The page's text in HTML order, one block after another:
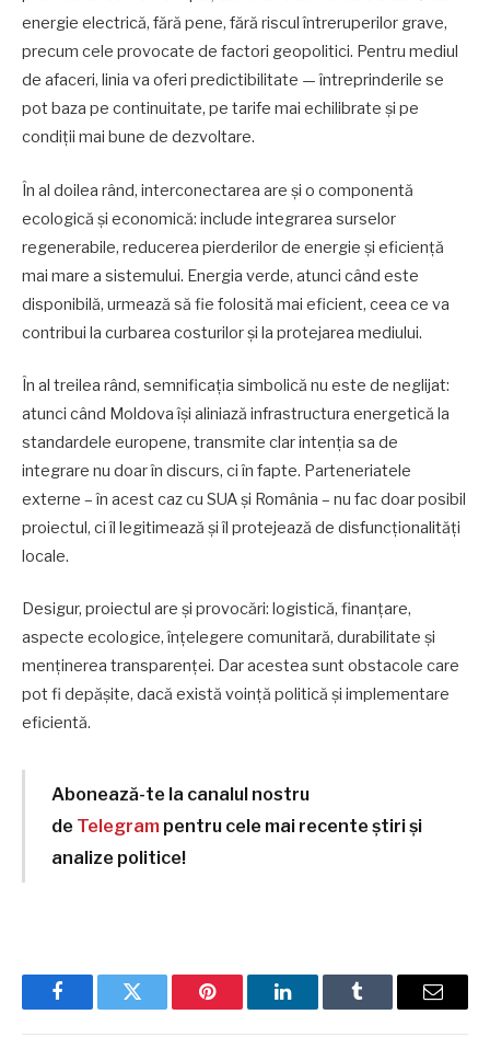
energie electrică, fără pene, fără riscul întreruperilor grave,
precum cele provocate de factori geopolitici. Pentru mediul
de afaceri, linia va oferi predictibilitate — întreprinderile se
pot baza pe continuitate, pe tarife mai echilibrate și pe
condiții mai bune de dezvoltare.
În al doilea rând, interconectarea are și o componentă
ecologică și economică: include integrarea surselor
regenerabile, reducerea pierderilor de energie și eficiență
mai mare a sistemului. Energia verde, atunci când este
disponibilă, urmează să fie folosită mai eficient, ceea ce va
contribui la curbarea costurilor și la protejarea mediului.
În al treilea rând, semnificația simbolică nu este de neglijat:
atunci când Moldova îşi aliniază infrastructura energetică la
standardele europene, transmite clar intenţia sa de
integrare nu doar în discurs, ci în fapte. Parteneriatele
externe – în acest caz cu SUA și România – nu fac doar posibil
proiectul, ci îl legitimează și îl protejează de disfuncționalități
locale.
Desigur, proiectul are și provocări: logistică, finanțare,
aspecte ecologice, înțelegere comunitară, durabilitate și
menținerea transparenței. Dar acestea sunt obstacole care
pot fi depășite, dacă există voință politică și implementare
eficientă.
Abonează-te la canalul nostru
de Telegram pentru cele mai recente știri și
analize politice!
FacebookTwitter Pinterest LinkedInTumblr Email